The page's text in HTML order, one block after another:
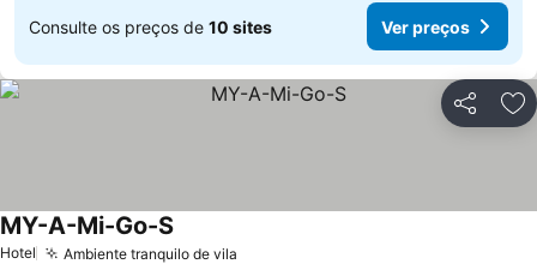
Consulte os preços de 10 sites Ver preços
Partilhar
Hotel Ambiente tranquilo de vila
MY-A-Mi-Go-S